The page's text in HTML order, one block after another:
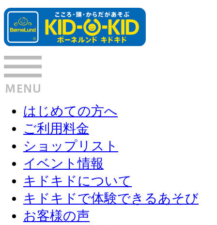
はじめての方へ
ご利用料金
ショップリスト
イベント情報
キドキドについて
キドキドで体験できるあそび
お客様の声